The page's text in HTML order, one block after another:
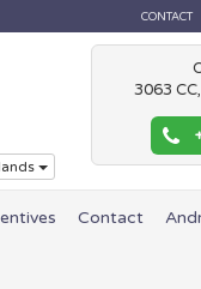
CONTACT
3063
Contact